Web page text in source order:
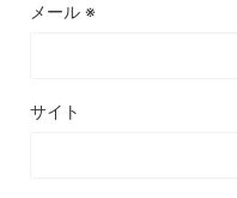
メール ※
サイト